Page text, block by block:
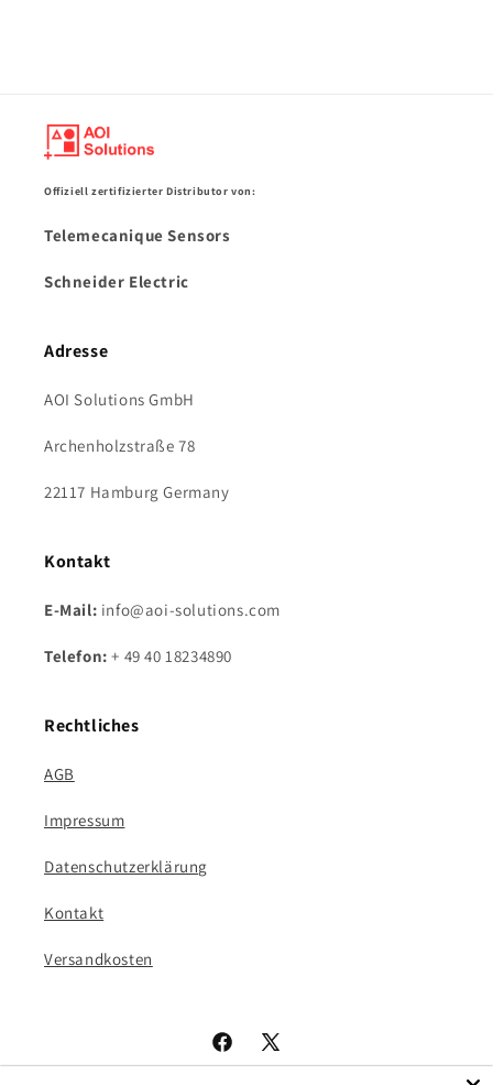
Offiziell zertifizierter Distributor von:
Telemecanique Sensors
Schneider Electric
Adresse
AOI Solutions GmbH
Archenholzstraße 78
22117 Hamburg Germany
Kontakt
E-Mail: info@aoi-solutions.com
Telefon:+ 49 40 18234890
Rechtliches
AGB
Impressum
Datenschutzerklärung
Kontakt
Versandkosten
Facebook
X